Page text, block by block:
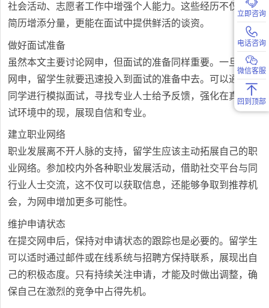
社会活动、志愿者工作中增强个人能力。这些经历不仅能为
简历增添分量，更能在面试中提供鲜活的谈资。
做好面试准备
虽然本文主要讨论网申，但面试的准备同样重要。一旦通过
网申，留学生就要迅速投入到面试的准备中去。可以通过与
同学进行模拟面试，寻找专业人士给予反馈，强化在真实面
试环境中的现，展现自信和专业。
建立职业网络
职业发展离不开人脉的支持，留学生应该主动拓展自己的职
业网络。参加校内外各种职业发展活动，借助社交平台与同
行业人士交流，这不仅可以获取信息，还能够争取到推荐机
会，为网申增加更多可能性。
维护申请状态
在提交网申后，保持对申请状态的跟踪也是必要的。留学生
可以适时通过邮件或在线系统与招聘方保持联系，展现出自
己的积极态度。只有持续关注申请，才能及时做出调整，确
保自己在激烈的竞争中占得先机。
立即咨询
电话咨询
微信客服
回到顶部